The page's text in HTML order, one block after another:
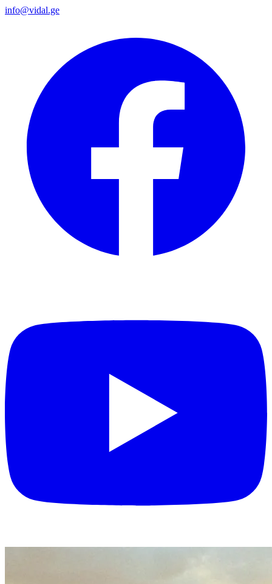
info@vidal.ge